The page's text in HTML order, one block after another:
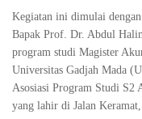
Kegiatan ini dimulai
Bapak Prof. Dr. Abdul
program studi Magister
Universitas Gadjah Mada
Asosiasi Program Studi S2
yang lahir di Jalan